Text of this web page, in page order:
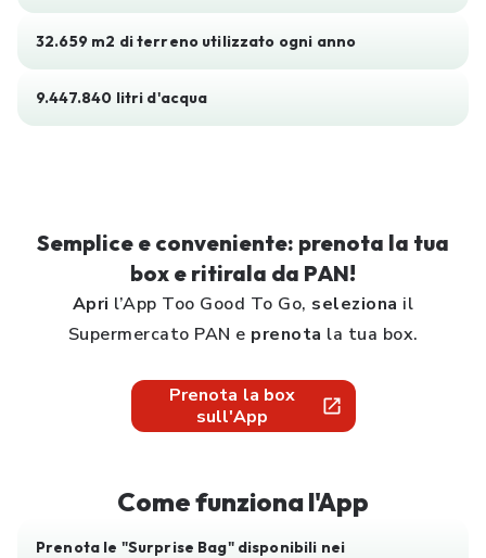
32.659 m2 di terreno utilizzato ogni anno
9.447.840 litri d'acqua
Semplice e conveniente: prenota la tua
box e ritirala da PAN!
Apri l’App Too Good To Go, seleziona il
Supermercato PAN e prenota la tua box.
Prenota la box
sull'App
Come funziona l'App
Prenota le "Surprise Bag" disponibili nei